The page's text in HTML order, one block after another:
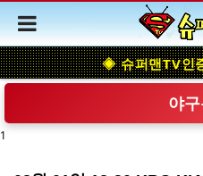
◈ 슈퍼맨TV인
야
1